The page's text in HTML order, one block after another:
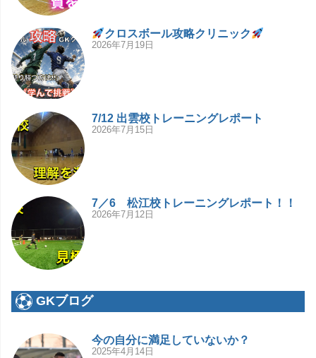
クロスボール攻略クリニック
2026年7月19日
7/12 出雲校トレーニングレポート
2026年7月15日
7／6 松江校トレーニングレポート！！
2026年7月12日
GKブログ
今の自分に満足していないか？
2025年4月14日